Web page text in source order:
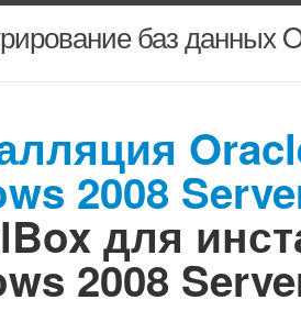
баз данных
2008
для
2008